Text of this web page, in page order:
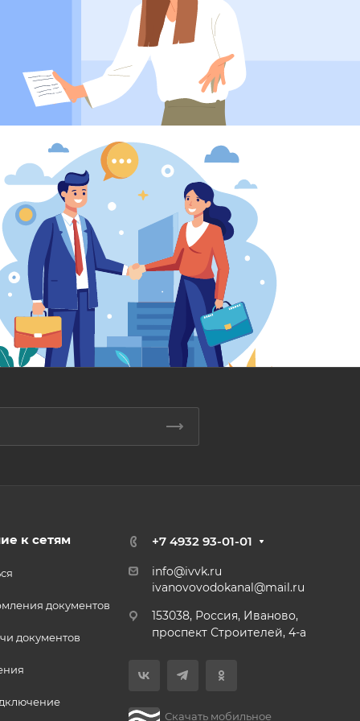
к сетям
документов
документов
+7 4932 93-01-01
info@ivvk.ru
ivanovovodokanal@mail.ru
153038, Россия, Иваново,
проспект Строителей, 4-а
Скачать мобильное